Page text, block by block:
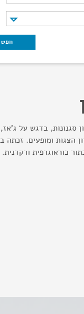
חפש
סגנונות, בדגש על
הצגות ומופעים. זכתה
כוראוגרפית ורקדנית.